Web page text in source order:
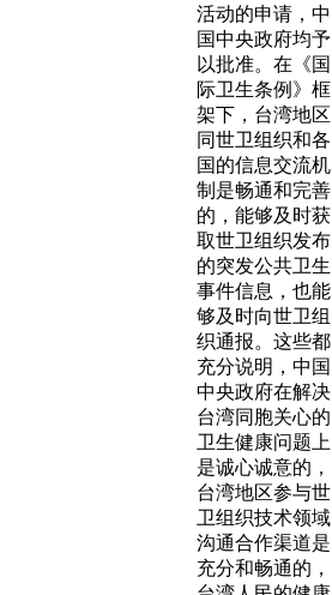
活动的申请，中
国中央政府均予
以批准。在《国
际卫生条例》框
架下，台湾地区
同世卫组织和各
国的信息交流机
制是畅通和完善
的，能够及时获
取世卫组织发布
的突发公共卫生
事件信息，也能
够及时向世卫组
织通报。这些都
充分说明，中国
中央政府在解决
台湾同胞关心的
卫生健康问题上
是诚心诚意的，
台湾地区参与世
卫组织技术领域
沟通合作渠道是
充分和畅通的，